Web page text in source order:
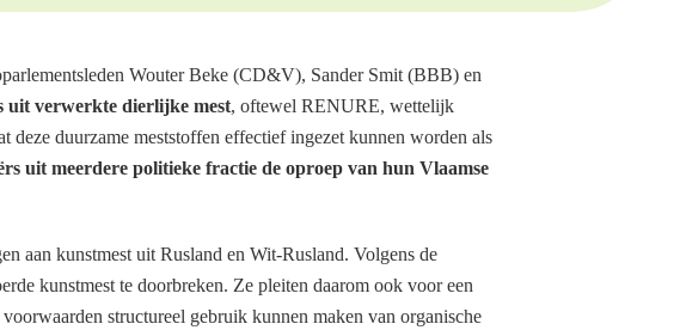
Wouter Beke (CD&V), Sander Smit (BBB) en
uit verwerkte dierlijke mest, oftewel RENURE, wettelijk
duurzame meststoffen effectief ingezet kunnen worden als
uit meerdere politieke fractie de oproep van hun Vlaamse
aan kunstmest uit Rusland en Wit-Rusland. Volgens de
kunstmest te doorbreken. Ze pleiten daarom ook voor een
structureel gebruik kunnen maken van organische